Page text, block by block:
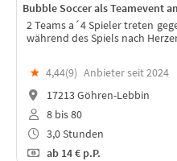
Bubble Soccer als Teamevent
2 Teams a´4 Spieler treten
während des Spiels nach
★ 4,44(9) Anbieter seit 2024
17213 Göhren-Lebbin
8 bis 80
3,0 Stunden
ab14 € p.P.